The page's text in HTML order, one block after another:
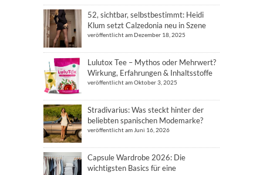
52, sichtbar, selbstbestimmt: Heidi
Klum setzt Calzedonia neu in Szene
veröffentlicht am Dezember 18, 2025
Lulutox Tee – Mythos oder Mehrwert?
Wirkung, Erfahrungen & Inhaltsstoffe
veröffentlicht am Oktober 3, 2025
Stradivarius: Was steckt hinter der
beliebten spanischen Modemarke?
veröffentlicht am Juni 16, 2026
Capsule Wardrobe 2026: Die
wichtigsten Basics für eine